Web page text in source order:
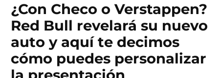
¿Con Checo o Verstappen?
Red Bull revelará su nuevo
auto y aquí te decimos
cómo puedes personalizar